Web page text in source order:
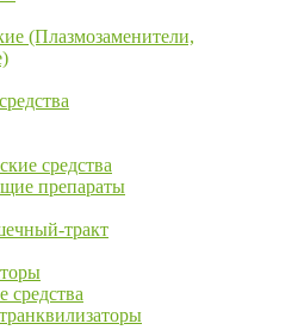
(Плазмозаменители,
средства
препараты
тракт
средства